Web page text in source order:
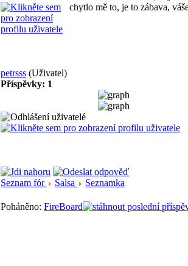
chytlo mě to, je to zábava,
petrsss (Uživatel)
Příspěvky: 1
Seznam fór Salsa Seznamka
Poháněno: FireBoard